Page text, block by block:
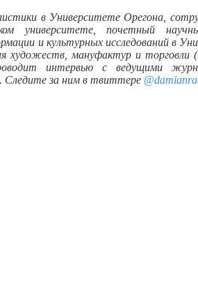
в Университете Орегона,
университете, почетный
и культурных исследований в
художеств, мануфактур и
интервью с ведущими
Следите за ним в твиттере